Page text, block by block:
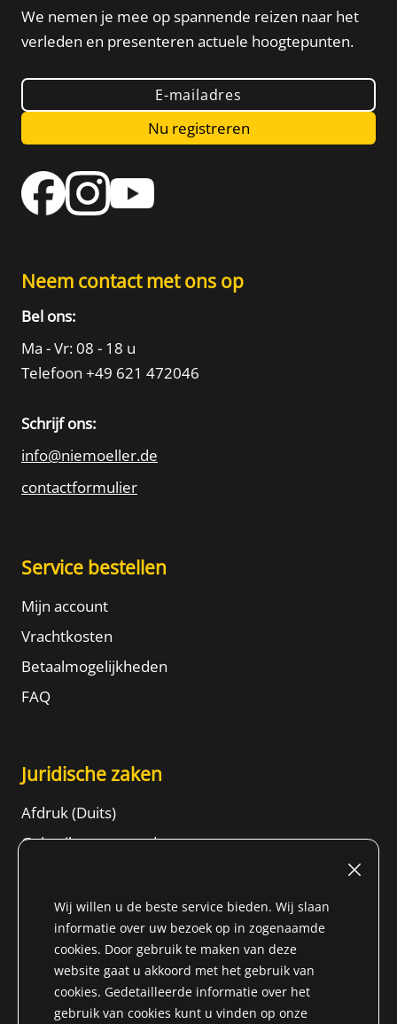
We nemen je mee op spannende reizen naar het
verleden en presenteren actuele hoogtepunten.
E-mailadres
Nu registreren
Neem contact met ons op
Bel ons:
Ma - Vr: 08 - 18 u
Telefoon +49 621 472046
Schrijf ons:
info@niemoeller.de
contactformulier
Service bestellen
Mijn account
Vrachtkosten
Betaalmogelijkheden
FAQ
Juridische zaken
Afdruk (Duits)
Gebruiksvoorwaarden
ALGEMENE VOORWAARDEN
Gegevensbeschermingsinformatie
Content
Wij willen u de beste service bieden. Wij slaan
informatie over uw bezoek op in zogenaamde
cookies. Door gebruik te maken van deze
website gaat u akkoord met het gebruik van
cookies. Gedetailleerde informatie over het
gebruik van cookies kunt u vinden op onze